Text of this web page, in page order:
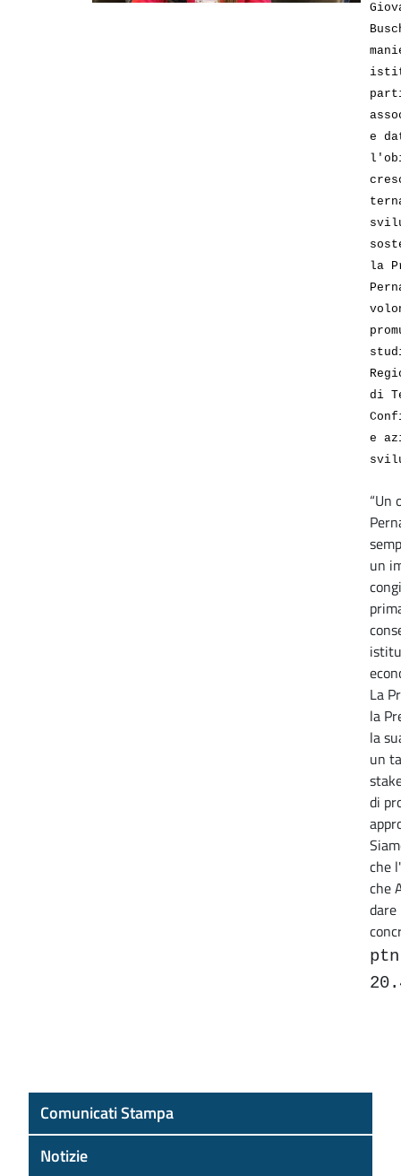
e
la
di
e
“Un
un
La
la
la
un
di
che
che
Comunicati Stampa
Notizie